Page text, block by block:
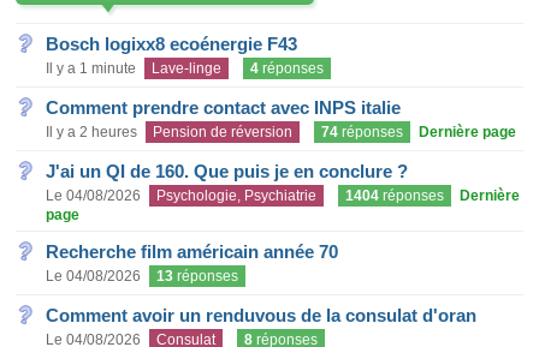
Bosch logixx8 ecoénergie F43
Il y a 1 minute Lave-linge 4 réponses
Comment prendre contact avec INPS italie
Il y a 2 heures Pension de réversion 74 réponses Dernière page
J'ai un QI de 160. Que puis je en conclure ?
Le 04/08/2026 Psychologie, Psychiatrie 1404 réponses
Dernière
page
Recherche film américain année 70
Le 04/08/2026 13 réponses
Comment avoir un renduvous de la consulat d'oran
Le 04/08/2026 Consulat 8 réponses